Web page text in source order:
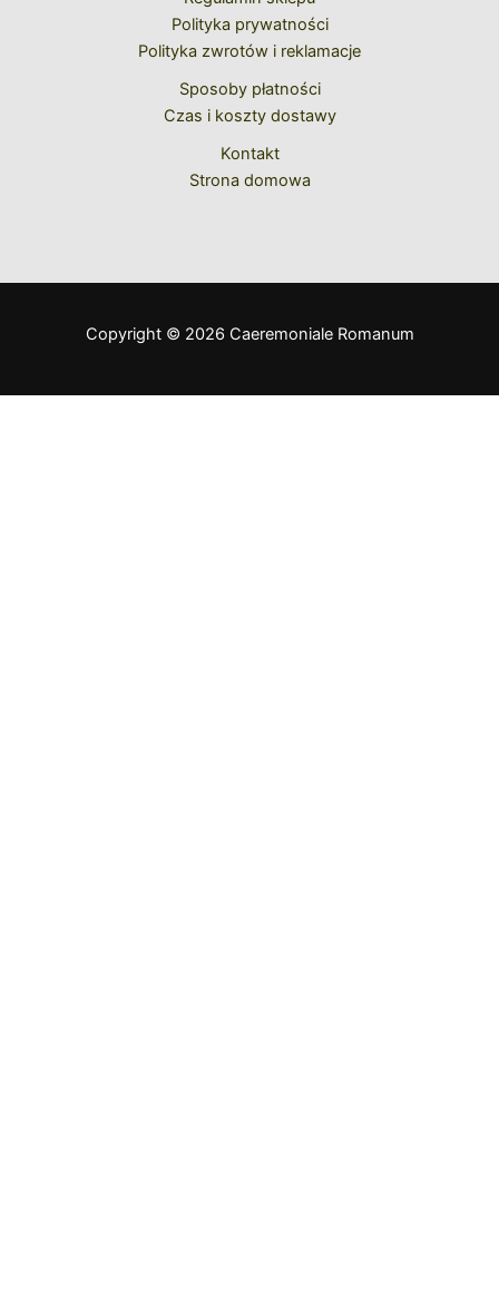
Polityka prywatności
Polityka zwrotów i reklamacje
Sposoby płatności
Czas i koszty dostawy
Kontakt
Strona domowa
Copyright © 2026 Caeremoniale Romanum